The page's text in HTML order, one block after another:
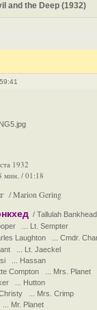
and the Deep (1932)
1932
мин. / 01:18
/ Marion Gering
/ Tallulah
... Lt. Sempter
Laughton ... Cmdr.
... Lt. Jaeckel
... Hassan
Compton ... Mrs. Planet
... Hutton
... Mrs. Crimp
Mr. Planet